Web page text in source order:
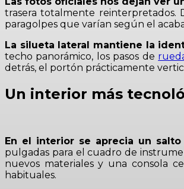
trasera totalmente reinterpretados.
paragolpes que varían según el
La silueta lateral mantiene la
techo panorámico, los pasos de
detrás, el portón prácticamente
Un interior más
En el interior se aprecia un
pulgadas para el cuadro de
nuevos materiales y una consola
habituales.